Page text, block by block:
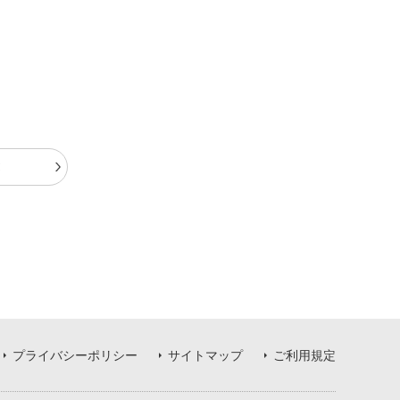
プライバシーポリシー サイトマップ ご利用規定